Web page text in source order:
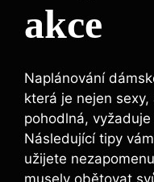
akce
Naplánování
která je nejen
pohodlná,
Následující tipy
užijete